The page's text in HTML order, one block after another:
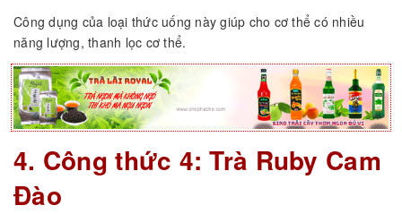
Công dụng của loại thức uống này giúp cho cơ thể có nhiều
năng lượng, thanh lọc cơ thể.
4. Công thức 4: Trà Ruby Cam
Đào